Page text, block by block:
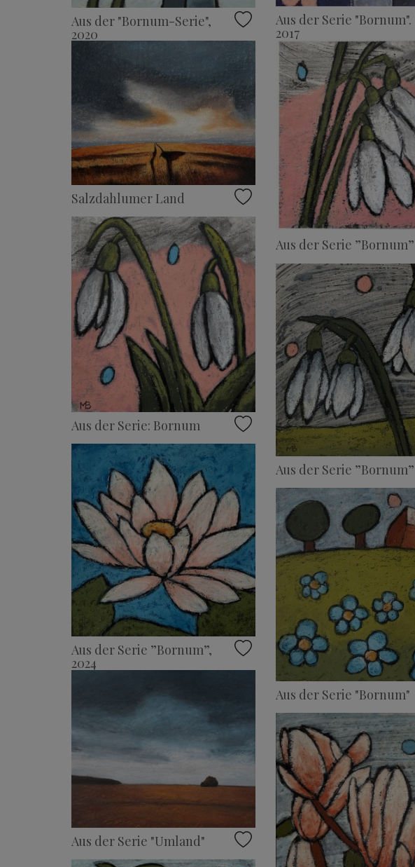
Aus der "Bornum-Serie",
2020
Aus der Serie "Bornum".
2017
Aus der Serie ”Bornum”
Salzdahlumer Land
Aus der Serie: Bornum
Aus der Serie ”Bornum”
Aus der Serie ”Bornum”,
2024
Aus der Serie "Bornum"
Aus der Serie "Umland"